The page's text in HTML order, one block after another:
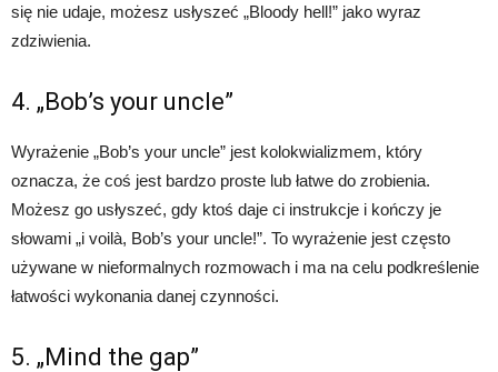
się nie udaje, możesz usłyszeć „Bloody hell!” jako wyraz
zdziwienia.
4. „Bob’s your uncle”
Wyrażenie „Bob’s your uncle” jest kolokwializmem, który
oznacza, że coś jest bardzo proste lub łatwe do zrobienia.
Możesz go usłyszeć, gdy ktoś daje ci instrukcje i kończy je
słowami „i voilà, Bob’s your uncle!”. To wyrażenie jest często
używane w nieformalnych rozmowach i ma na celu podkreślenie
łatwości wykonania danej czynności.
5. „Mind the gap”